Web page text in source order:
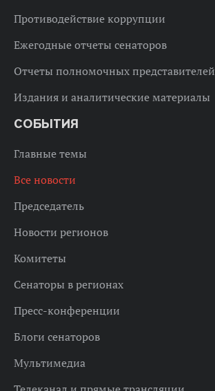
Противодействие коррупции
Ежегодные отчеты сенаторов
Отчеты полномочных представителей
Издания и аналитические материалы
СОБЫТИЯ
Главные темы
Все новости
Председатель
Новости регионов
Комитеты
Сенаторы в регионах
Пресс-конференции
Блоги сенаторов
Мультимедиа